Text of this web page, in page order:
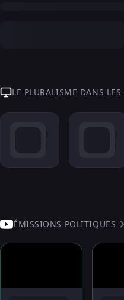
LE PLURALISME DANS
ÉMISSIONS POLITIQUES